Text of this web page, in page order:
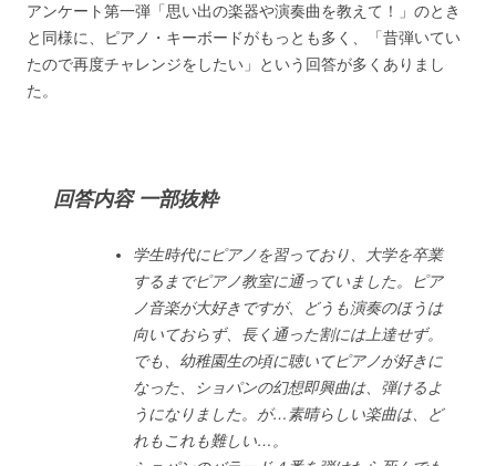
アンケート第一弾「思い出の楽器や演奏曲を教えて！​」のとき
と同様に、ピアノ・キーボードがもっとも多く、「昔弾いてい
たので再度チャレンジをしたい」という回答が多くありまし
た。
回答内容 一部抜粋
学生時代にピアノを習っており、大学を卒業
するまでピアノ教室に通っていました。ピア
ノ音楽が大好きですが、どうも演奏のほうは
向いておらず、長く通った割には上達せず。
でも、幼稚園生の頃に聴いてピアノが好きに
なった、ショパンの幻想即興曲は、弾けるよ
うになりました。が…素晴らしい楽曲は、ど
れもこれも難しい…。